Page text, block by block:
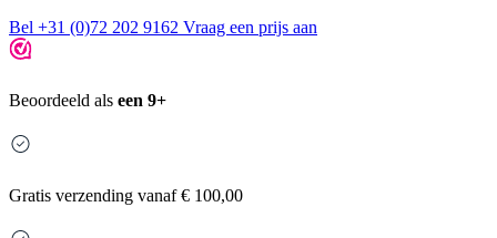
Bel +31 (0)72 202 9162 Vraag een prijs aan
Beoordeeld als een 9+
Gratis verzending vanaf € 100,00